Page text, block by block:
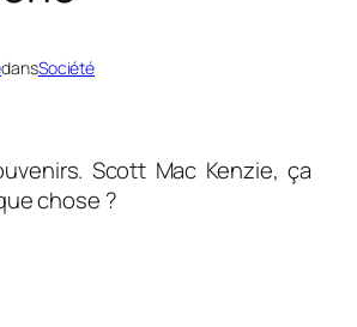
dansSociété
Scott Mac Kenzie, ça
chose ?